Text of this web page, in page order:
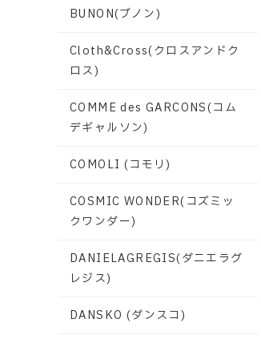
BUNON(ブノン)
Cloth&Cross(クロスアンドク
ロス)
COMME des GARCONS(コム
デギャルソン)
COMOLI (コモリ)
COSMIC WONDER(コズミッ
クワンダー)
DANIELAGREGIS(ダニエラグ
レジス)
DANSKO (ダンスコ)